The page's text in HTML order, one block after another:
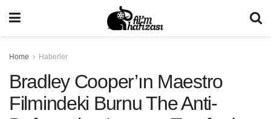
Home Haberler
Bradley Cooper’ın Maestro
Filmindeki Burnu The Anti-